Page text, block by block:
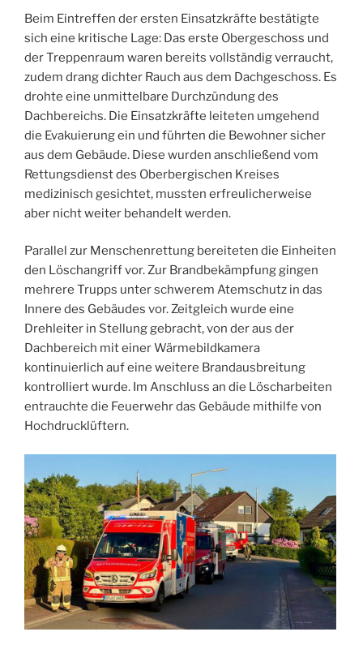
Beim Eintreffen der ersten Einsatzkräfte bestätigte
sich eine kritische Lage: Das erste Obergeschoss und
der Treppenraum waren bereits vollständig verraucht,
zudem drang dichter Rauch aus dem Dachgeschoss. Es
drohte eine unmittelbare Durchzündung des
Dachbereichs. Die Einsatzkräfte leiteten umgehend
die Evakuierung ein und führten die Bewohner sicher
aus dem Gebäude. Diese wurden anschließend vom
Rettungsdienst des Oberbergischen Kreises
medizinisch gesichtet, mussten erfreulicherweise
aber nicht weiter behandelt werden.
Parallel zur Menschenrettung bereiteten die Einheiten
den Löschangriff vor. Zur Brandbekämpfung gingen
mehrere Trupps unter schwerem Atemschutz in das
Innere des Gebäudes vor. Zeitgleich wurde eine
Drehleiter in Stellung gebracht, von der aus der
Dachbereich mit einer Wärmebildkamera
kontinuierlich auf eine weitere Brandausbreitung
kontrolliert wurde. Im Anschluss an die Löscharbeiten
entrauchte die Feuerwehr das Gebäude mithilfe von
Hochdrucklüftern.